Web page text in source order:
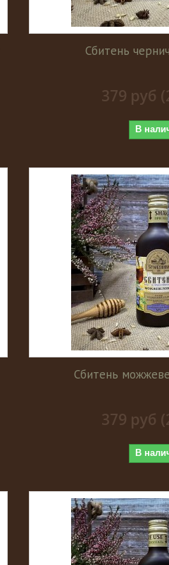
Сбитень
379 руб
В
Сбитень
379 руб
В